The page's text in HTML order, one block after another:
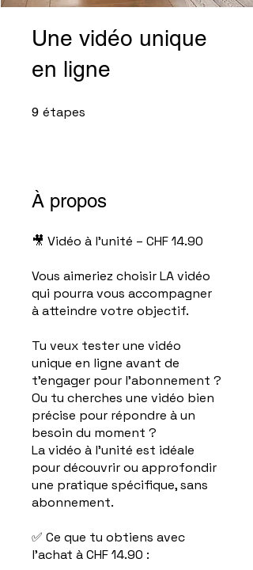
Une vidéo unique
en ligne
9 étapes
À propos
🎥 Vidéo à l’unité – CHF 14.90
Vous aimeriez choisir LA vidéo
qui pourra vous accompagner
à atteindre votre objectif.
Tu veux tester une vidéo
unique en ligne avant de
t’engager pour l'abonnement ?
Ou tu cherches une vidéo bien
précise pour répondre à un
besoin du moment ?
La vidéo à l’unité est idéale
pour découvrir ou approfondir
une pratique spécifique, sans
abonnement.
✅ Ce que tu obtiens avec
l’achat à CHF 14.90 :